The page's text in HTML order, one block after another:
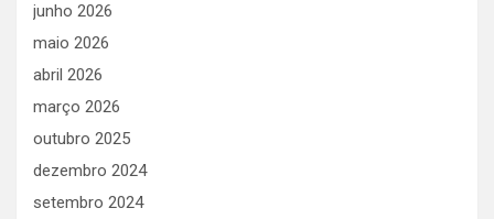
junho 2026
maio 2026
abril 2026
março 2026
outubro 2025
dezembro 2024
setembro 2024